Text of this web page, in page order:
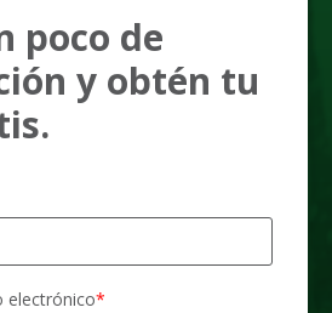
poco de
y obtén tu
electrónico*